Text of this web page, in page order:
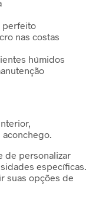
perfeito
nas costas
húmidos
de personalizar
específicas.
suas opções de